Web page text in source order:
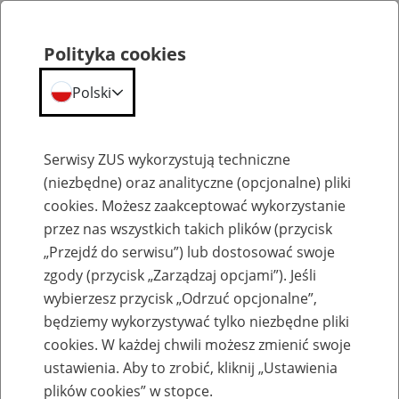
Emerytury
Baza zlikwidowanych lub
przekształconych zakładów pracy
Polityka cookies
Polski
Serwisy ZUS wykorzystują techniczne
(niezbędne) oraz analityczne (opcjonalne) pliki
cookies. Możesz zaakceptować wykorzystanie
przez nas wszystkich takich plików (przycisk
„Przejdź do serwisu”) lub dostosować swoje
zgody (przycisk „Zarządzaj opcjami”). Jeśli
wybierzesz przycisk „Odrzuć opcjonalne”,
będziemy wykorzystywać tylko niezbędne pliki
cookies. W każdej chwili możesz zmienić swoje
ustawienia. Aby to zrobić, kliknij „Ustawienia
plików cookies” w stopce.